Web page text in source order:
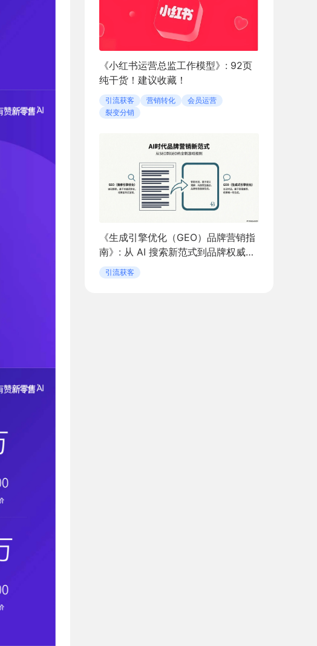
《小红书运营总监工作模型》: 92页
纯干货！建议收藏！
引流获客 营销转化
会员运营
裂变分销
《生成引擎优化（GEO）品牌营销指
南》: 从 AI 搜索新范式到品牌权威构
建引流获客